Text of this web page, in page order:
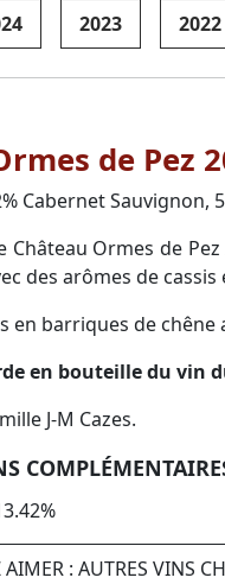
2023 2022
de Pez
Cabernet Sauvignon,
Château Ormes de
des arômes de
en barriques de chêne
en bouteille du vin
J-M Cazes.
: AUTRES VINS